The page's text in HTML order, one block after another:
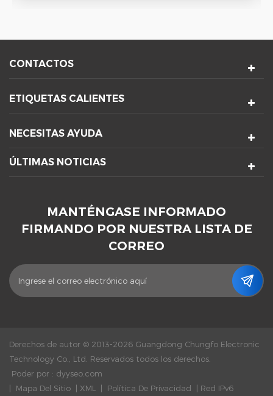
CONTACTOS
ETIQUETAS CALIENTES
NECESITAS AYUDA
ÚLTIMAS NOTICIAS
MANTÉNGASE INFORMADO
FIRMANDO POR NUESTRA LISTA DE
CORREO
Derechos de autor © 2013-2026 Guangdong Chungfo Electronic
Technology Co., Ltd. Reservados todos los derechos.
Poder por : dyyseo.com
|
Mapa Del Sitio | XML | Política De Privacidad | Red IPv6